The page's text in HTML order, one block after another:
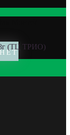
(ТЦ ТРИО)